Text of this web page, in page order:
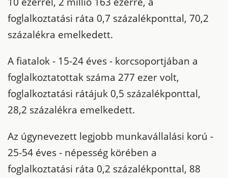
foglalkoztatási ráta 0,7 százalékponttal, 70,2
százalékra emelkedett.
A fiatalok - 15-24 éves - korcsoportjában a
foglalkoztatottak száma 277 ezer volt,
foglalkoztatási rátájuk 0,5 százalékponttal,
28,2 százalékra emelkedett.
Az úgynevezett legjobb munkavállalási korú -
25-54 éves - népesség körében a
foglalkoztatási ráta 0,2 százalékponttal, 88